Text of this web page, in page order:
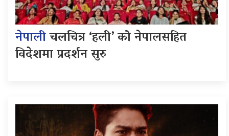
नेपालीचलचित्र ‘हली’ को नेपालसहित
विदेशमा प्रदर्शन सुरु